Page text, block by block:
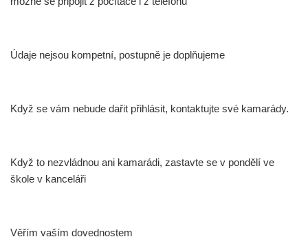
Údaje nejsou kompetní, postupně je doplňujeme
Když se vám nebude dařit přihlásit, kontaktujte své kamarády.
Když to nezvládnou ani kamarádi, zastavte se v pondělí ve
škole v kanceláři
Věřím vaším dovednostem